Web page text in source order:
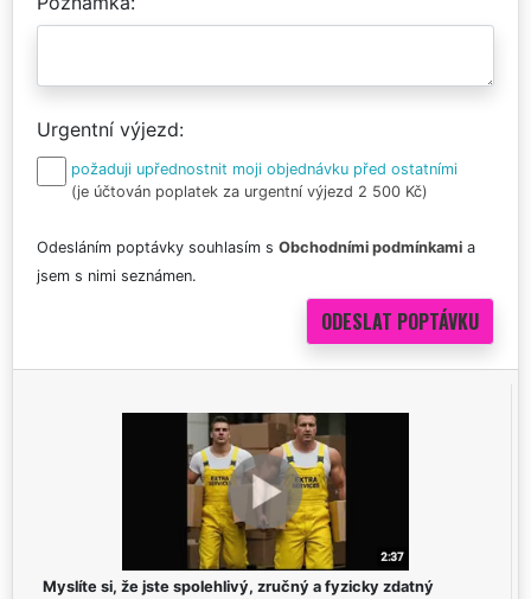
Urgentní výjezd
požaduji upřednostnit moji objednávku před ostatními
(je účtován poplatek za urgentní výjezd 2 500 Kč)
Odesláním poptávky souhlasím s Obchodními podmínkami a
jsem s nimi seznámen.
Myslíte si, že jste spolehlivý, zručný a fyzicky zdatný